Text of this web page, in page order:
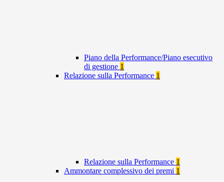
Piano della Performance/Piano esecutivo
di gestione 1
Relazione sulla Performance 1
Relazione sulla Performance 1
Ammontare complessivo dei premi 1